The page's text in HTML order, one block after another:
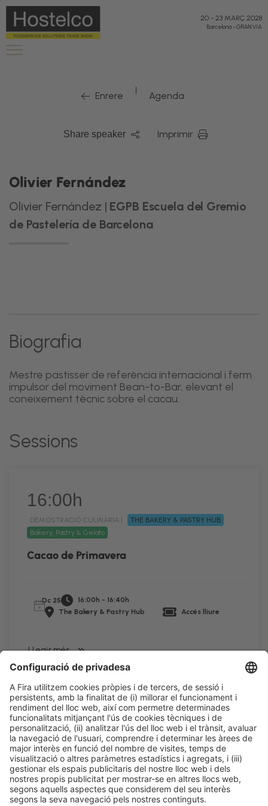
20 - 23 MARÇ 2028
Barcelona-GRAN VIA
Enrere | Agenda
Share speaker Imprimir
Olivier Fernández
Olivier Fernández | EGPB Escuela del Gremio
de Pastelería de Barcelona
Biografia
Mestre pastisser de referència internacional i ferm
impulsor del moviment Bean-to-Bar, elevant el
coneixement tècnic sobre el cacau.
Sessions
16:00h
DEMOSTRACIÓ CULINÀRIA |
THE BAKERY & PASTRY HUB
Bakery, Pastry & Gelato
Cacao de Primavera
Dc 25
16:00h - 16:40h
The Bakery & Pastry Hub
Accés lliure
LLegir més
Informació legalAvís legal Política de privacitatPolítica de cookies